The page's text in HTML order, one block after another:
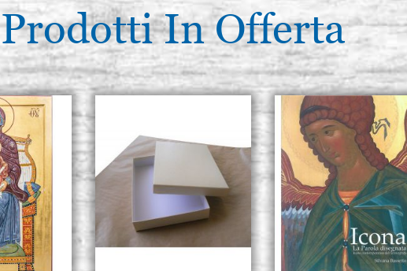
Roubloff serie 1110, pennello tondo pelo
martora n.3 (Lunghezza pelo 14,3 mm)
€ 25,00
Prodotti In Offerta